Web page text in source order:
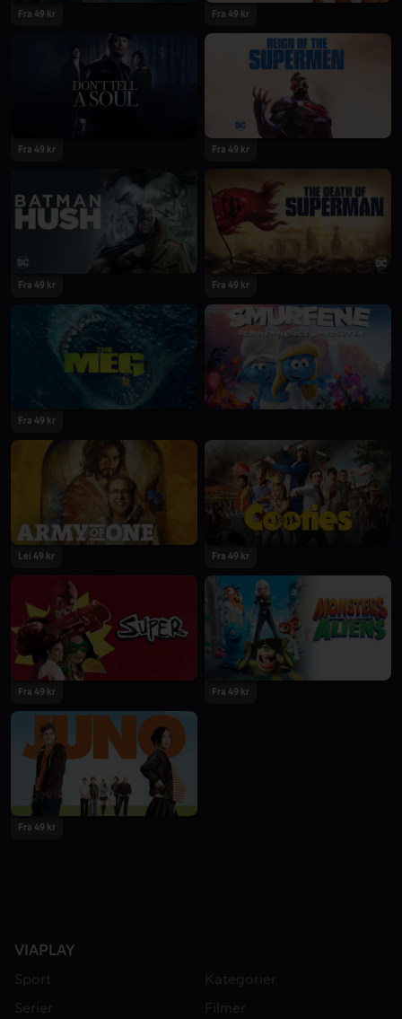
Fra 49 kr Fra 49 kr
Fra 49 kr Fra 49 kr
Fra 49 kr Fra 49 kr
Fra 49 kr
Lei 49 kr Fra 49 kr
Fra 49 kr Fra 49 kr
Fra 49 kr
VIAPLAY
Sport
Kategorier
Serier
Filmer